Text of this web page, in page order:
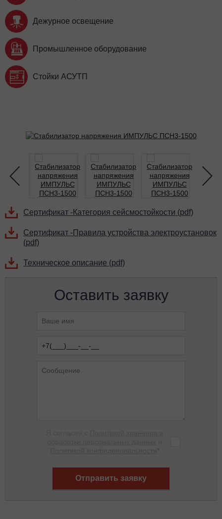
Дежурное освещение
Промышленное оборудование
Стойки АСУТП
Сертификат -Категория сейсмостойкости (pdf)
Сертификат -Правила устройства электроустановок
(pdf)
Техническое описание (pdf)
Оставить заявку
Отправить заявку